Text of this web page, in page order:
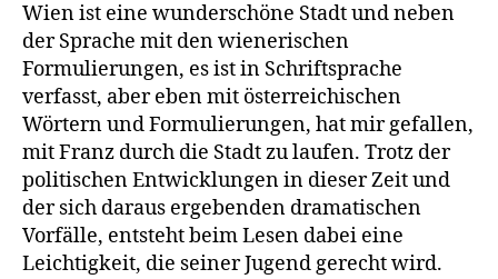
Wien ist eine wunderschöne Stadt und neben
der Sprache mit den wienerischen
Formulierungen, es ist in Schriftsprache
verfasst, aber eben mit österreichischen
Wörtern und Formulierungen, hat mir gefallen,
mit Franz durch die Stadt zu laufen. Trotz der
politischen Entwicklungen in dieser Zeit und
der sich daraus ergebenden dramatischen
Vorfälle, entsteht beim Lesen dabei eine
Leichtigkeit, die seiner Jugend gerecht wird.